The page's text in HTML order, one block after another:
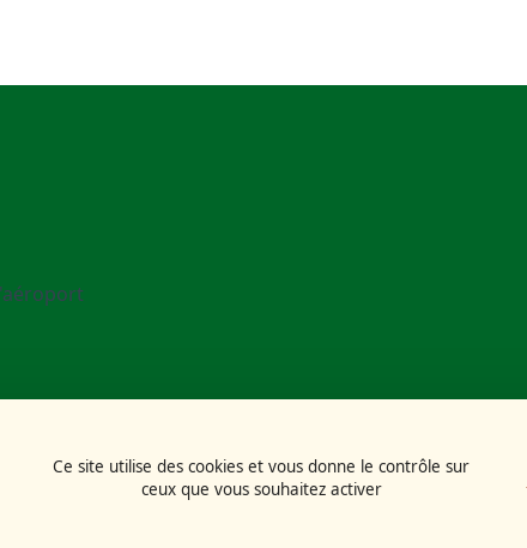
Ce site utilise des cookies et vous donne le contrôle sur
ceux que vous souhaitez activer